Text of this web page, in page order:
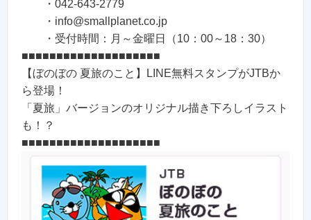
・042-643-2779
・info@smallplanet.co.jp
・受付時間：月～金曜日（10：00～18：30）
■■■■■■■■■■■■■■■■■■■■
【ぼのぼの 夏旅のこと】LINE無料スタンプがJTBか
ら登場！
「夏旅」バージョンのオリジナル描き下ろしイラスト
も！？
■■■■■■■■■■■■■■■■■■■■